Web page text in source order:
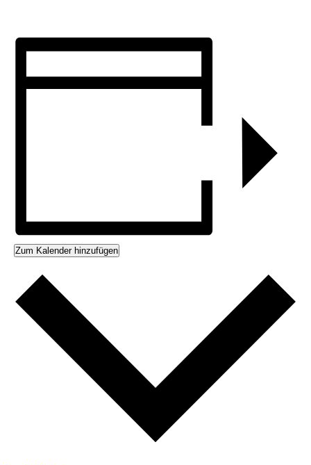
Zum Kalender hinzufügen